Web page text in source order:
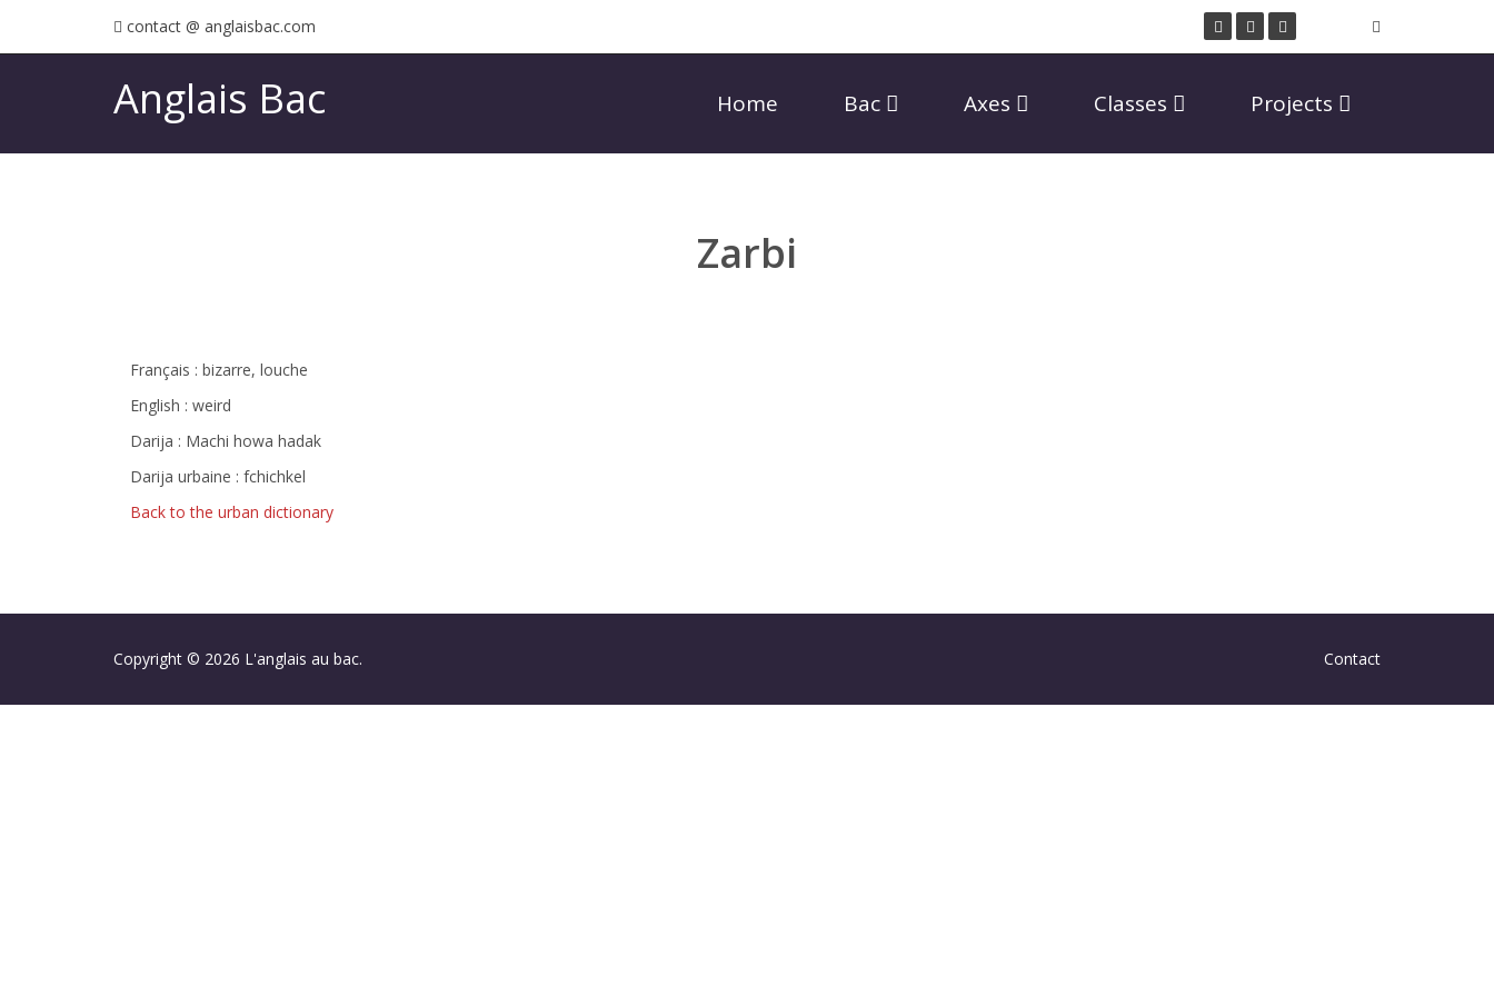
contact @ anglaisbac.com
Anglais Bac Home Bac Axes Classes Projects
Zarbi
Français : bizarre, louche
English : weird
Darija : Machi howa hadak
Darija urbaine : fchichkel
Back to the urban dictionary
Copyright © 2026 L'anglais au bac. Contact